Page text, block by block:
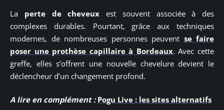
La perte de cheveux est souvent associée à des
complexes durables. Pourtant, grâce aux techniques
modernes, de nombreuses personnes peuvent se faire
poser une prothèse capillaire à Bordeaux. Avec cette
greffe, elles s’offrent une nouvelle chevelure devient le
déclencheur d’un changement profond.
A lire en complément : Pogu Live : les sites alternatifs